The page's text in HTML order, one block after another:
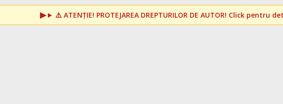
⚠️ ATENȚIE! PROTEJAREA DREPTURILOR DE AUTOR! Click pentru